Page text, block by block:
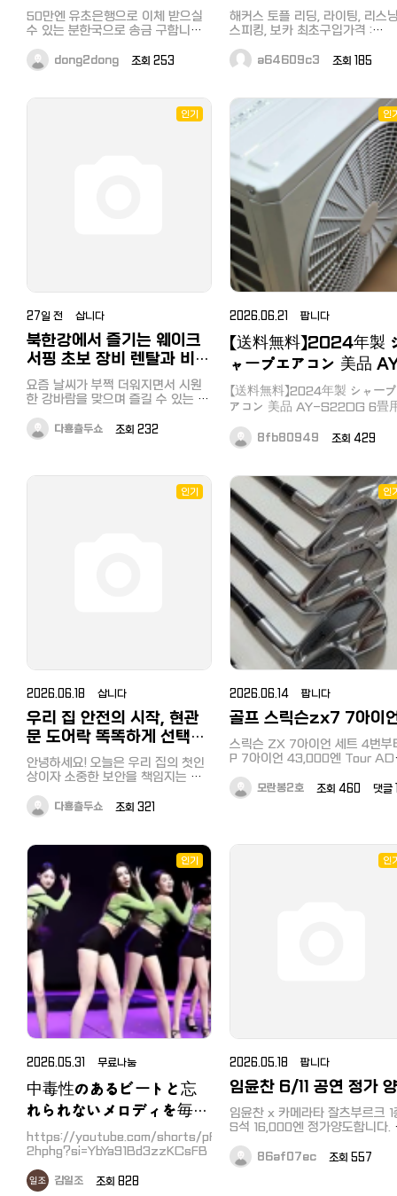
발걸음이 유독 아쉽게만 느껴졌습니
다. 직구로 열심히 주문해 둔 새로운
는 날, 지체 없이 청평의 푸른 물살
을 다시 가르러 이곳으로 달려올 예
을 보낼 수 있었습니다. 예약 과정도
복잡하지 않아 누구나 쉽게 할 수 있
면 현장보다 저렴하게 이용할 수 있
는 평일 특가가 많습니다. 특히 가평
어서 운전이 귀찮은 날에도 ITX 청
춘 열차나 지하철을 이용해 부담 없
마무리할 수 있었는데, 가성비와 접
가평빠지패키지 혜택을 놓치지 말고
만끽하는 시원한 수상레저로 이번
주의 피로를 싹 씻어내고 다시 힘차
게 일상을 시작할 수 있는 에너지를
가득 얻어보시길 바랍니다.
50만엔 유초은행으로 이체 받으실
수 있는 분한국으로 송금 구합니다.
세요
https://open.kakao.com/o/sfUZDKBi
dong2dong 조회 253
해커스 토플 리딩, 라이팅, 리스
스피킹, 보카 최초구입가격 :
28,000 리스닝 33,000 스피킹
에 한국에서 샀고, 한번도 사용
없습니다 거래 희망 지역: 테라다초
역 또는 텐노지역
a64609c3 조회 185
인기
27일 전 삽니다
북한강에서 즐기는 웨이크
서핑 초보 장비 렌탈과 비용
걱정 없이 시작하는 방법
요즘 날씨가 부쩍 더워지면서 시원
한 강바람을 맞으며 즐길 수 있는 수
어요. 그중에서도 특히 북한강은 서
울과 가까우면서도 물결이 잔잔해
작할 때 가장 고민되는 부분이 바로
장비나 비용 문제일 텐데, 결론부터
요. 웨이크서핑은 줄을 놓고 파도를
잡는 법부터 차근차근 배워야 안전
하고 재미있게 즐길 수 있거든요. 강
습 비용은 보통 1회 기준 6~8만 원
선이지만, 여러 번 타거나 친구들과
함께 이용할 수 있는 가평빠지패키
지 구성을 선택하면 훨씬 경제적으
로 이용할 수 있어요. 장비 상태가
깔끔하고 강사님이 친절한 곳을 선
택하는 것이 무엇보다 중요하답니
박 2일로 여유 있게 일정을 잡는 것
도 좋은 방법이에요. 바비큐 파티와
숙소를 한 번에 해결할 수 있는 가평
빠지숙박패키지 상품을 이용하면 여
행의 질이 확 올라가더라고요. 맑은
북한강을 배경으로 인생 사진도 남
기고 시원하게 물살을 가르다 보면
쌓였던 스트레스가 한 번에 날아가
는 기분을 느끼실 거예요. 올여름, 새
로운 취미를 고민하고 계신다면 망
설이지 말고 꼭 한 번 도전해 보시길
추천합니다!
다횽츌두쇼 조회 232
인
2026.06.21 팝니다
【送料無料】2024年製
ャープエアコン 美品
S22DG 6畳用
【送料無料】2024年製 シャー
アコン 美品 AY-S22DG 6畳
을 새로 사게 되어 판매합니다. 배송
료 포함 38000엔입니다. 설치는 구
찾아서 설치하시면 2만엔 전후
문에 가장 저렴하게 에어컨 설치
수 있으실 것입니다.
https://korean.co.jp/life2/
sharpguy018@gmail.com,
08034834557로 연락주세요! 美
品 SHARP AY-S22DG
製 6畳用 ルームエアコン プラ
クラスター 冷暖房兼用 100V
高年式 リモコン付 シャープ セ
レート形エアコン AU-
一人暮らし 寝室 子供部屋
113037-1-100 ご覧いただき
す。取引できる方値引きします
気軽にお問い合わせください。
SHARP製 2024年製ルームエ
コン AY-S22DGです。 高年式
デルで、プラズマクラスター搭
人気シリーズです。 冷暖房兼
イプで、一人暮らしや寝室、子
付属しております。 ※発送時に
土台は外して発送します。 メー
文やタイトルに誤りがある場合
ありますので、画像でご確認く
い。 ・他サイトにも出品中のた
タイミングにより在庫切れの可
性があります。 ・リモコン付き
認をしております。 ・返品はお
8fb80949 조회 429
인기
2026.06.18 삽니다
우리 집 안전의 시작, 현관
문 도어락 똑똑하게 선택하
고 관리하는 방법
안녕하세요! 오늘은 우리 집의 첫인
상이자 소중한 보안을 책임지는 현
보려고 해요. 매일 수없이 여닫는 문
이지만, 가끔 번호가 잘 눌리지 않거
럽기 마련이죠. 이럴 때는 당황하지
말고 전문가를 통해 도어락수리를
받아보는 것이 가장 빠르고 안전한
해결 방법이 될 수 있습니다. 요즘은
지문 인식이나 스마트폰 연동처럼
편리한 기능을 갖춘 제품들이 정말
많이 나오고 있어요. 만약 사용하신
지 오래되어 보안이 걱정되거나 디
자인이 투박하게 느껴진다면, 최신
형 모델로 도어락교체를 해보시는
것을 적극 추천드려요. 세련된 도어
락 하나만으로도 복도 분위기가 확
달라지고, 외출할 때마다 마음이 한
결 든든해지는 걸 느끼실 수 있을 거
의 안전과 직결되는 장치인 만큼 정
자가 설치도 가능하지만, 문과의 유
격을 맞추고 오작동을 방지하기 위
해서는 숙련된 전문가에게 도어락설
치를 맡기는 것이 장기적으로 보았
을 때 훨씬 경제적이고 안심할 수 있
는 선택입니다.작은 차이가 큰 안전
을 만드는 만큼, 믿을 수 있는 곳에
서 꼼꼼하게 점검받고 편리한 스마
다횽츌두쇼 조회 321
인
2026.06.14 팝니다
골프 스릭슨zx7 7아이
스릭슨 ZX 7아이언 세트 4번부
P 7아이언 43,000엔 Tour AD
립이 장착되어 있습니다 그라파
샤프트 강도는 S입니다 던롭코
cooper0011 카카오
모란봉2호 조회 460 댓글
인기
2026.05.31 무료나눔
中毒性のあるビートと忘
れられないメロディを毎日
届ける音楽ショートチャン
ネル。
https://youtube.com/shorts/pFETQ-
2hphg?si=YbYa91Bd3zzKCsFB
김일조 조회 828
인
2026.05.18 팝니다
임윤찬 6/11 공연 정가
임윤찬 x 카메라타 잘츠부르크 1
S석 16,000엔 정가양도합니다. 댓
https://open.kakao.com/o/
---- 날짜 : 2026년 6월 11일(
86af07ec 조회 557